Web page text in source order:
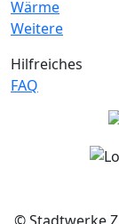
Wärme
Weitere
Hilfreiches
FAQ